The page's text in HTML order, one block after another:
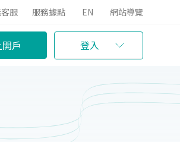
服 服務據點 EN 網站導覽
戶 登入